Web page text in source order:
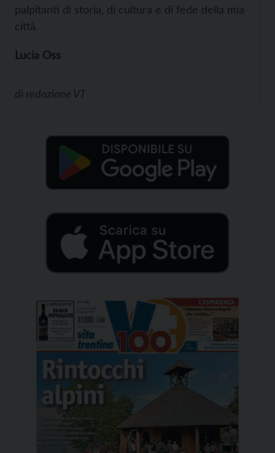
palpitanti di storia, di cultura e di fede della mia
città.
Lucia Oss
di redazione VT